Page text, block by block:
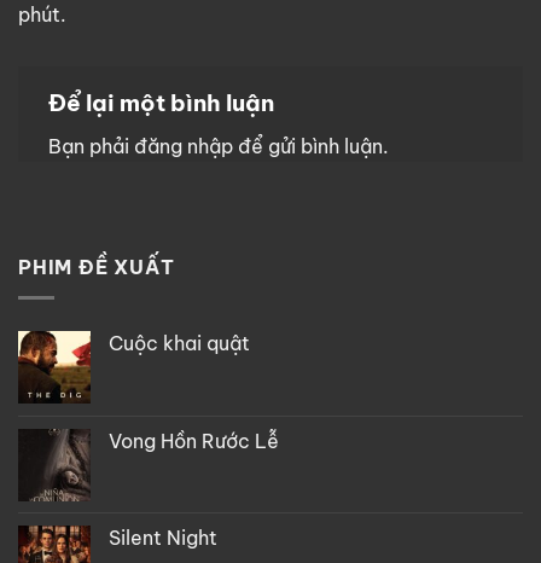
phút.
Để lại một bình luận
Bạn phải đăng nhập để gửi bình luận.
PHIM ĐỀ XUẤT
Cuộc khai quật
Vong Hồn Rước Lễ
Silent Night